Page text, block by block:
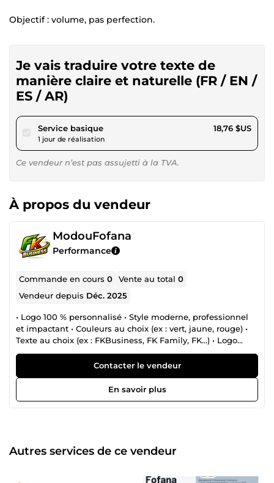
Objectif : volume, pas perfection.
Je vais traduire votre texte de
manière claire et naturelle (FR / EN /
ES / AR)
Service basiquepour 17,29 $US
1 jour de réalisation
18,76 $US
Ce vendeur n’est pas assujetti à la TVA.
À propos du vendeur
ModouFofana
Performance
Commande en cours0 Vente au total0
Vendeur depuis Déc. 2025
• Logo 100 % personnalisé • Style moderne, professionnel
et impactant • Couleurs au choix (ex : vert, jaune, rouge) •
Texte au choix (ex : FKBusiness, FK Family, FK…) • Logo
adapté pour réseaux sociaux, flyers, cartes de visite
Contacter le vendeur
En savoir plus
Autres services de ce vendeur